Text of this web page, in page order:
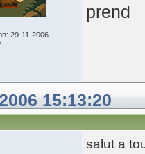
29-11-2006
prend
15:13:20
salut a